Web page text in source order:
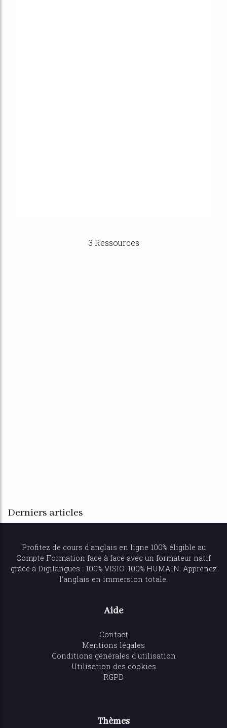
3 Ressources
Derniers articles
Profitez de cours d'anglais en ligne 100% éligible au
Compte Formation face à face avec un formateur natif
grâce à Digilangues : 100% VISIO. 100% HUMAIN. Apprenez
l'anglais en immersion totale.
Aide
Contact
Mentions légales
Conditions générales d'utilisation
Utilisation des cookies
RGPD
Thèmes